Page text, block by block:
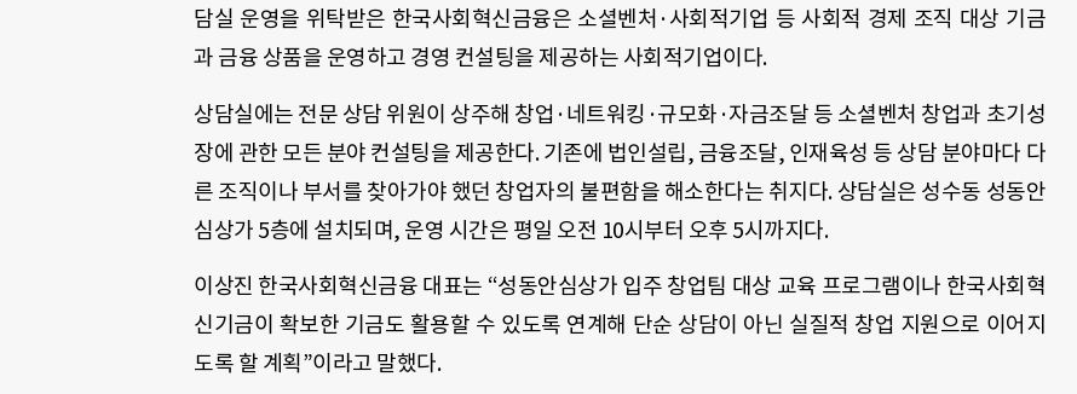
담실 운영을 위탁받은 한국사회혁신금융은 소셜벤처·사회적기업 등 사회적 경제 조직 대상 기금
과 금융 상품을 운영하고 경영 컨설팅을 제공하는 사회적기업이다.
상담실에는 전문 상담 위원이 상주해 창업·네트워킹·규모화·자금조달 등 소셜벤처 창업과 초기성
장에 관한 모든 분야 컨설팅을 제공한다. 기존에 법인설립, 금융조달, 인재육성 등 상담 분야마다 다
른 조직이나 부서를 찾아가야 했던 창업자의 불편함을 해소한다는 취지다. 상담실은 성수동 성동안
심상가 5층에 설치되며, 운영 시간은 평일 오전 10시부터 오후 5시까지다.
이상진 한국사회혁신금융 대표는 “성동안심상가 입주 창업팀 대상 교육 프로그램이나 한국사회혁
신기금이 확보한 기금도 활용할 수 있도록 연계해 단순 상담이 아닌 실질적 창업 지원으로 이어지
도록 할 계획”이라고 말했다.